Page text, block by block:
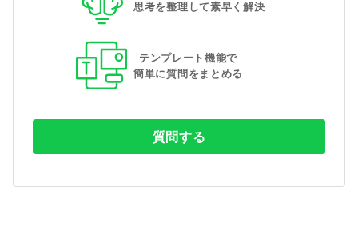
思考を整理して素早く解決
テンプレート機能で
簡単に質問をまとめる
質問する